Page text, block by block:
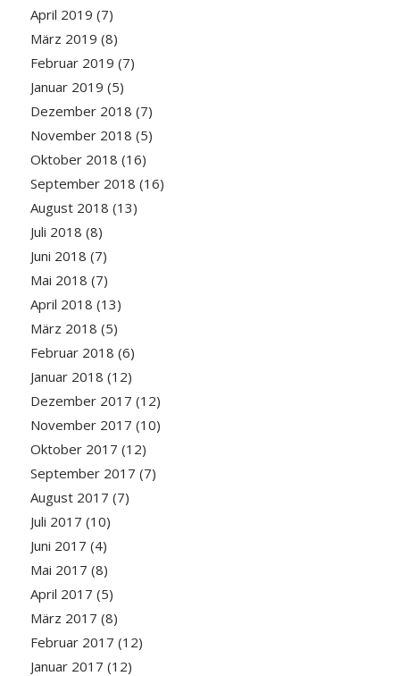
April 2019 (7)
März 2019 (8)
Februar 2019 (7)
Januar 2019 (5)
Dezember 2018 (7)
November 2018 (5)
Oktober 2018 (16)
September 2018 (16)
August 2018 (13)
Juli 2018 (8)
Juni 2018 (7)
Mai 2018 (7)
April 2018 (13)
März 2018 (5)
Februar 2018 (6)
Januar 2018 (12)
Dezember 2017 (12)
November 2017 (10)
Oktober 2017 (12)
September 2017 (7)
August 2017 (7)
Juli 2017 (10)
Juni 2017 (4)
Mai 2017 (8)
April 2017 (5)
März 2017 (8)
Februar 2017 (12)
Januar 2017 (12)